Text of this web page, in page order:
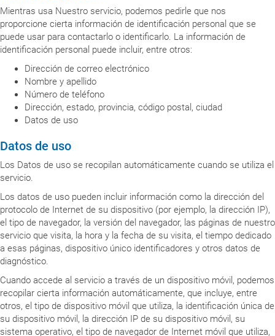
Mientras usa Nuestro servicio, podemos pedirle que nos
proporcione cierta información de identificación personal que se
puede usar para contactarlo o identificarlo. La información de
identificación personal puede incluir, entre otros:
Dirección de correo electrónico
Nombre y apellido
Número de teléfono
Dirección, estado, provincia, código postal, ciudad
Datos de uso
Datos de uso
Los Datos de uso se recopilan automáticamente cuando se utiliza el
servicio.
Los datos de uso pueden incluir información como la dirección del
protocolo de Internet de su dispositivo (por ejemplo, la dirección IP),
el tipo de navegador, la versión del navegador, las páginas de nuestro
servicio que visita, la hora y la fecha de su visita, el tiempo dedicado
a esas páginas, dispositivo único identificadores y otros datos de
diagnóstico.
Cuando accede al servicio a través de un dispositivo móvil, podemos
recopilar cierta información automáticamente, que incluye, entre
otros, el tipo de dispositivo móvil que utiliza, la identificación única de
su dispositivo móvil, la dirección IP de su dispositivo móvil, su
sistema operativo, el tipo de navegador de Internet móvil que utiliza,